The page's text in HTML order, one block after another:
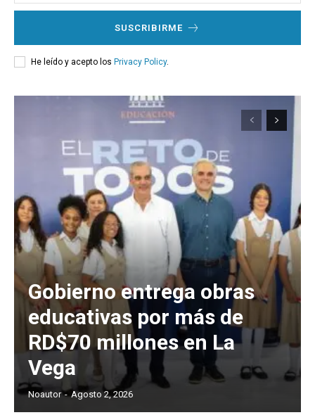
SUSCRIBIRME
He leído y acepto los Privacy Policy.
Gobierno entrega obras
educativas por más de
RD$70 millones en La
Vega
Noautor - Agosto 2, 2026